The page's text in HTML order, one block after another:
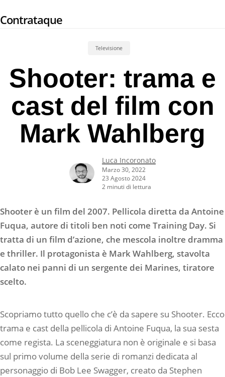
to
Contrataque
Televisione
Shooter: trama e
cast del film con
Mark Wahlberg
Luca Incoronato
Marzo 30, 2022
23 Agosto 2024
2 minuti di lettura
Shooter è un film del 2007. Pellicola diretta da Antoine
Fuqua, autore di titoli ben noti come Training Day. Si
tratta di un film d’azione, che mescola inoltre dramma
e thriller. Il protagonista è Mark Wahlberg, stavolta
calato nei panni di un sergente dei Marines, tiratore
scelto.
Scopriamo tutto quello che c’è da sapere su Shooter. Ecco
trama e cast della pellicola di Antoine Fuqua, la sua sesta
come regista. La sceneggiatura non è originale e si basa
sul primo volume della serie di romanzi dedicata al
personaggio di Bob Lee Swagger, creato da Stephen